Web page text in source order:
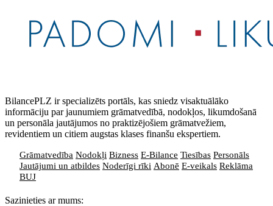
BilancePLZ ir specializēts portāls, kas sniedz visaktuālāko
informāciju par jaunumiem grāmatvedībā, nodokļos, likumdošanā
un personāla jautājumos no praktizējošiem grāmatvežiem,
revidentiem un citiem augstas klases finanšu ekspertiem.
Grāmatvedība Nodokļi Bizness E-Bilance Tiesības Personāls
Jautājumi un atbildes Noderīgi rīki Abonē E-veikals Reklāma
BUJ
Sazinieties ar mums: